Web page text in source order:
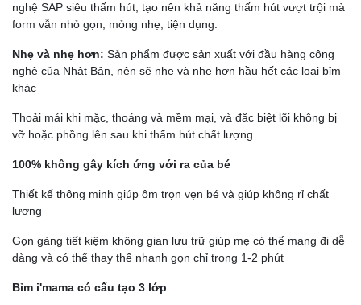
nghệ SAP siêu thấm hút, tạo nên khả năng thấm hút vượt trội mà
form vẫn nhỏ gọn, mỏng nhẹ, tiện dụng.
Nhẹ và nhẹ hơn: Sản phẩm được sản xuất với đầu hàng công
nghệ của Nhật Bản, nên sẽ nhẹ và nhẹ hơn hầu hết các loại bỉm
khác
Thoải mái khi mặc, thoáng và mềm mại, và đăc biệt lõi không bị
vỡ hoặc phồng lên sau khi thấm hút chất lượng.
100% không gây kích ứng với ra của bé
Thiết kế thông minh giúp ôm trọn vẹn bé và giúp không rỉ chất
lượng
Gọn gàng tiết kiệm không gian lưu trữ giúp mẹ có thể mang đi dễ
dàng và có thể thay thế nhanh gọn chỉ trong 1-2 phút
Bỉm i'mama có cấu tạo 3 lớp